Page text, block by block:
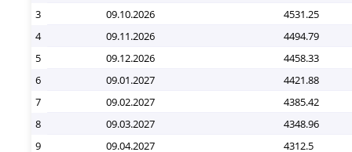
3
09.10.2026
4531.25
4
09.11.2026
4494.79
5
09.12.2026
4458.33
6
09.01.2027
4421.88
7
09.02.2027
4385.42
8
09.03.2027
4348.96
9
09.04.2027
4312.5